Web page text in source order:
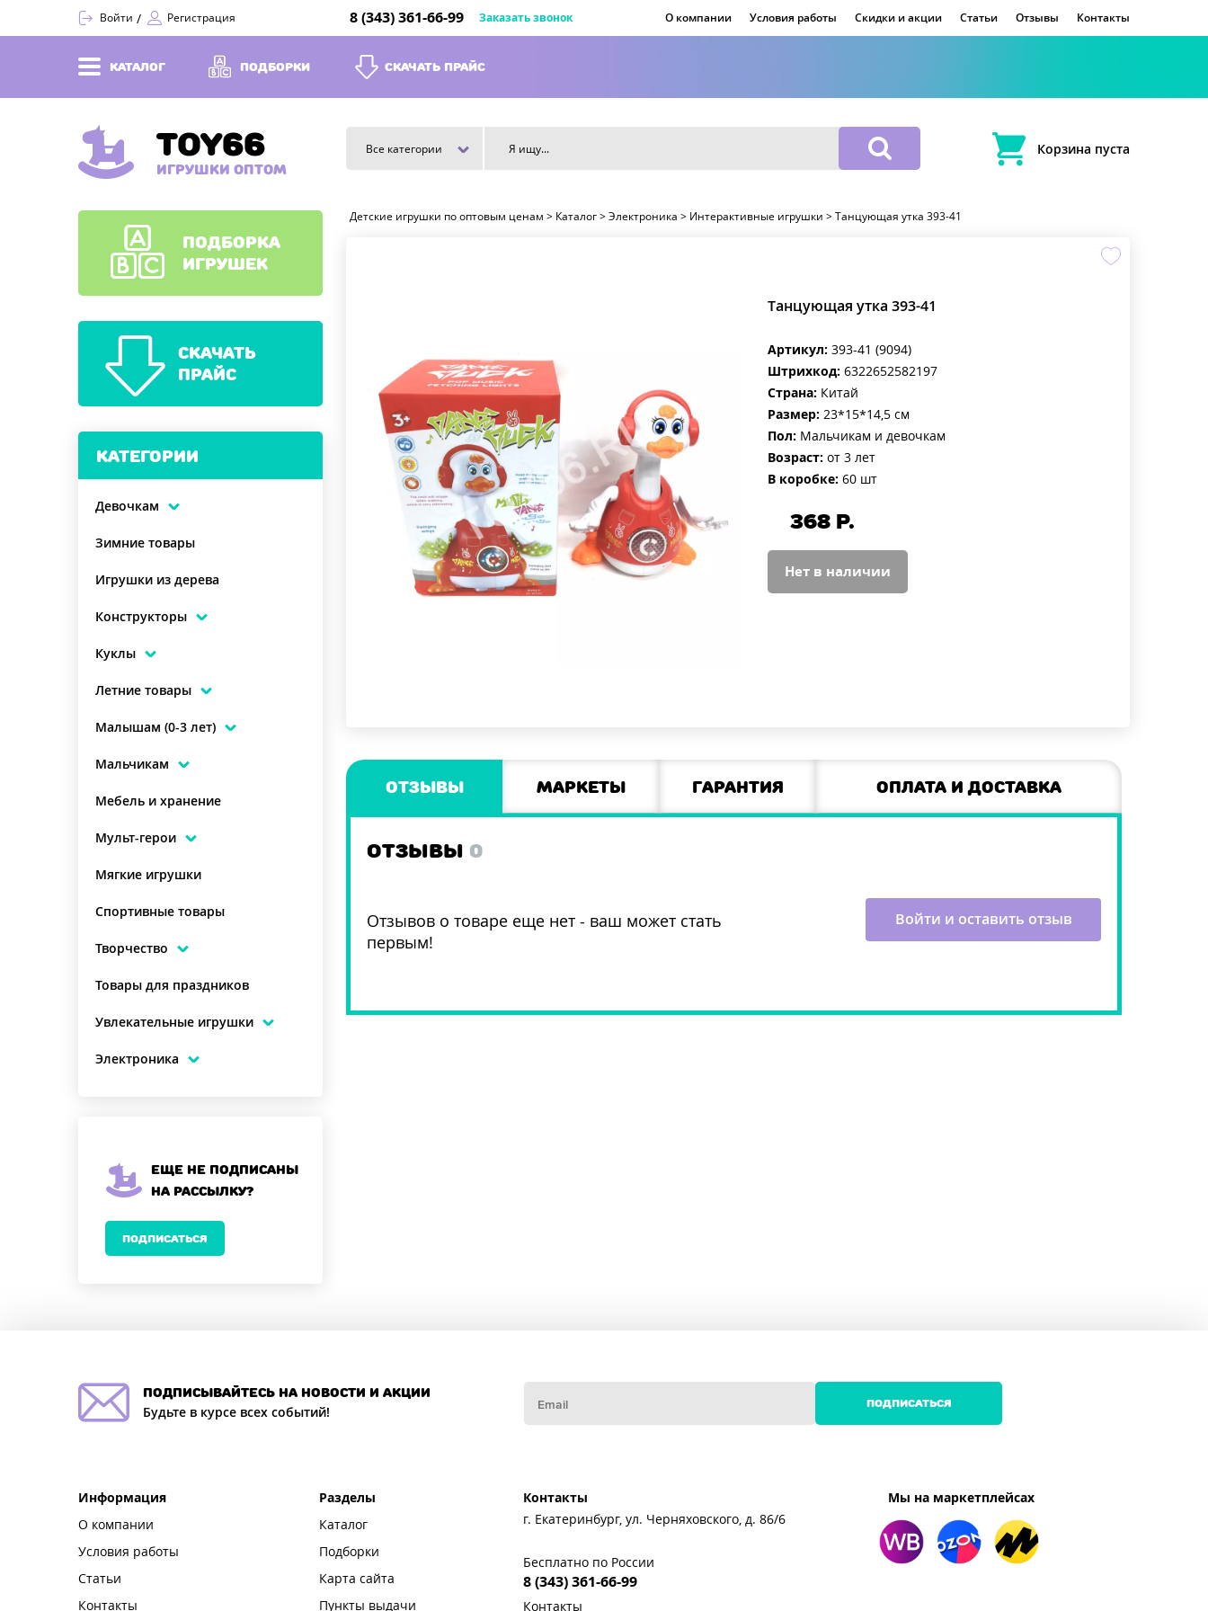
Войти Регистрация 8 (343) 361-66-99 Заказать звонок О компании Условия работы Скидки и акции Статьи Отзывы Контакты
КАТАЛОГ ПОДБОРКИ СКАЧАТЬ ПРАЙС
TOY66
ИГРУШКИ ОПТОМ
Все категории Корзина пуста
Детские игрушки по оптовым ценам > Каталог > Электроника > Интерактивные игрушки > Танцующая утка 393-41
Танцующая утка 393-41
Артикул: 393-41 (9094)
Штрихкод: 6322652582197
Страна: Китай
Размер: 23*15*14,5 см
Пол: Мальчикам и девочкам
Возраст: от 3 лет
В коробке: 60 шт
368Р.
Нет в наличии
Отзывы Маркеты Гарантия Оплата и доставка
ОТЗЫВЫ 0
Отзывов о товаре еще нет - ваш может стать
первым!
Войти и оставить отзыв
ПОДБОРКА
ИГРУШЕК
СКАЧАТЬ
ПРАЙС
КАТЕГОРИИ
Девочкам
Зимние товары
Игрушки из дерева
Конструкторы
Куклы
Летние товары
Малышам (0-3 лет)
Мальчикам
Мебель и хранение
Мульт-герои
Мягкие игрушки
Спортивные товары
Творчество
Товары для праздников
Увлекательные игрушки
Электроника
Еще не подписаны
на рассылку?
ПОДПИСАТЬСЯ
подписывайтесь на новости и акции
Будьте в курсе всех событий!
ПОДПИСАТЬСЯ
Информация
О компании
Условия работы
Статьи
Контакты
Разделы
Каталог
Подборки
Карта сайта
Пункты выдачи
Контакты
г. Екатеринбург, ул. Черняховского, д. 86/6
Бесплатно по России
8 (343) 361-66-99
Контакты
Мы на маркетплейсах